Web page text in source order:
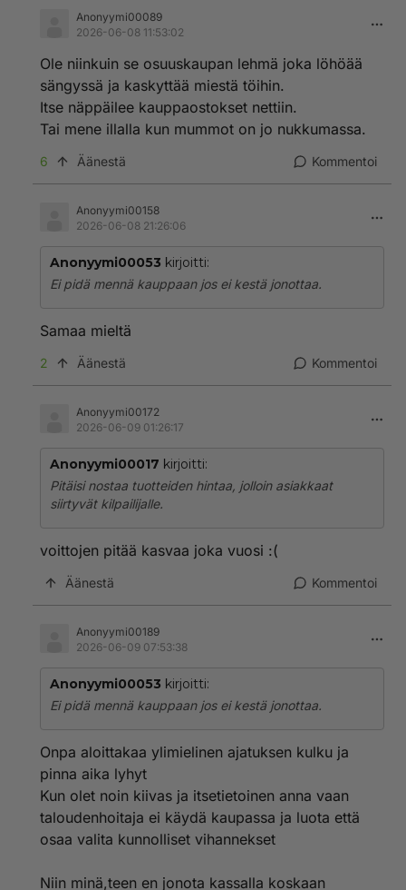
Anonyymi00089
2026-06-08 11:53:02
Ole niinkuin se osuuskaupan lehmä joka löhöää
sängyssä ja kaskyttää miestä töihin.
Itse näppäilee kauppaostokset nettiin.
Tai mene illalla kun mummot on jo nukkumassa.
6 Äänestä Kommentoi
Anonyymi00158
2026-06-08 21:26:06
Anonyymi00053 kirjoitti:
Ei pidä mennä kauppaan jos ei kestä jonottaa.
Samaa mieltä
2 Äänestä Kommentoi
Anonyymi00172
2026-06-09 01:26:17
Anonyymi00017 kirjoitti:
Pitäisi nostaa tuotteiden hintaa, jolloin asiakkaat
siirtyvät kilpailijalle.
voittojen pitää kasvaa joka vuosi :(
Äänestä Kommentoi
Anonyymi00189
2026-06-09 07:53:38
Anonyymi00053 kirjoitti:
Ei pidä mennä kauppaan jos ei kestä jonottaa.
Onpa aloittakaa ylimielinen ajatuksen kulku ja
pinna aika lyhyt
Kun olet noin kiivas ja itsetietoinen anna vaan
taloudenhoitaja ei käydä kaupassa ja luota että
osaa valita kunnolliset vihannekset
Niin minä,teen en jonota kassalla koskaan